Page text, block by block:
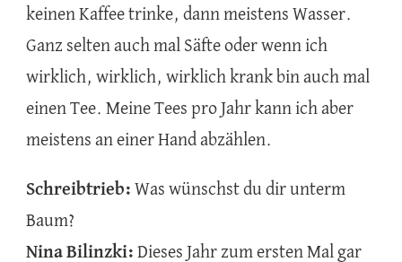
keinen Kaffee trinke, dann meistens Wasser.
Ganz selten auch mal Säfte oder wenn ich
wirklich, wirklich, wirklich krank bin auch mal
einen Tee. Meine Tees pro Jahr kann ich aber
meistens an einer Hand abzählen.
Schreibtrieb: Was wünschst du dir unterm
Baum?
Nina Bilinzki: Dieses Jahr zum ersten Mal gar